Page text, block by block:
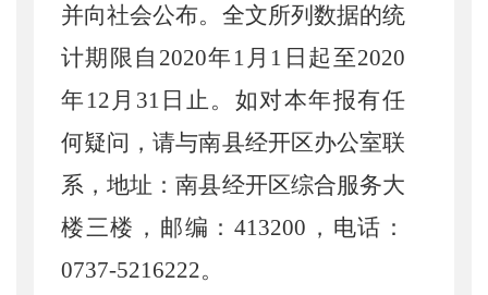
并向社会公布。全文所列数据的统
计期限自 2020年 1 月 1 日起至2020
年 12 月 31 日止。如对本年报有任
何疑问，请与南县经开区办公室联
系，地址：南县经开区综合服务大
楼三楼，邮编：413200 ，电话：
0737-5216222。